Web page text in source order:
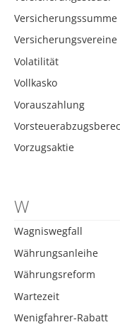
Versicherungssumme
Versicherungsvereine
Volatilität
Vollkasko
Vorauszahlung
Vorzugsaktie
W
Wagniswegfall
Währungsanleihe
Währungsreform
Wartezeit
Wenigfahrer-Rabatt